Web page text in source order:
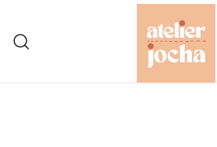
content